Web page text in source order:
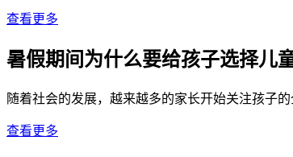
查看更多
暑假期间为什么要给孩子选择儿
随着社会的发展，越来越多的家长开始关注孩子
查看更多